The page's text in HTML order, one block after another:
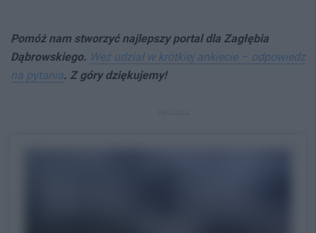
Pomóż nam stworzyć najlepszy portal dla Zagłębia
Dąbrowskiego. Weź udział w krótkiej ankiecie – odpowiedz
na pytania. Z góry dziękujemy!